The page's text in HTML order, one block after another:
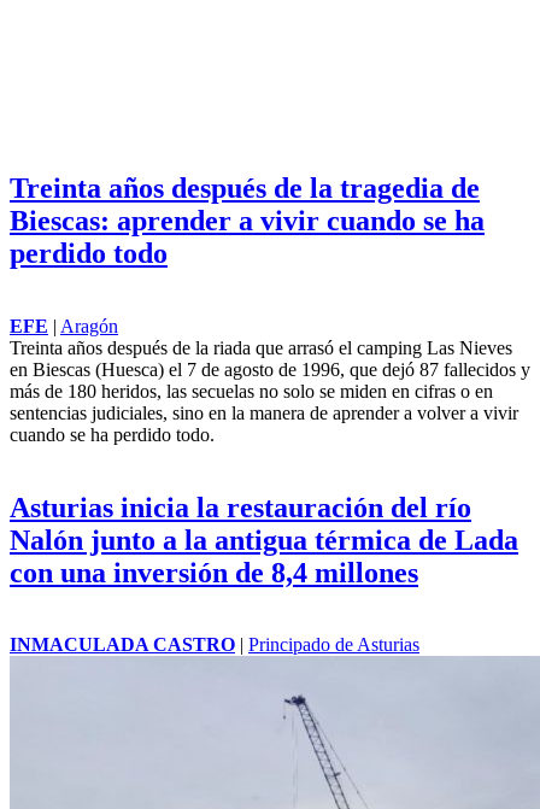
Treinta años después de la tragedia de
Biescas: aprender a vivir cuando se ha
perdido todo
EFE | Aragón
Treinta años después de la riada que arrasó el camping Las Nieves
en Biescas (Huesca) el 7 de agosto de 1996, que dejó 87 fallecidos y
más de 180 heridos, las secuelas no solo se miden en cifras o en
sentencias judiciales, sino en la manera de aprender a volver a vivir
cuando se ha perdido todo.
Asturias inicia la restauración del río
Nalón junto a la antigua térmica de Lada
con una inversión de 8,4 millones
INMACULADA CASTRO Principado de Asturias